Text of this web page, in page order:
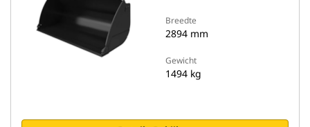
Breedte
2894 mm
Gewicht
1494 kg